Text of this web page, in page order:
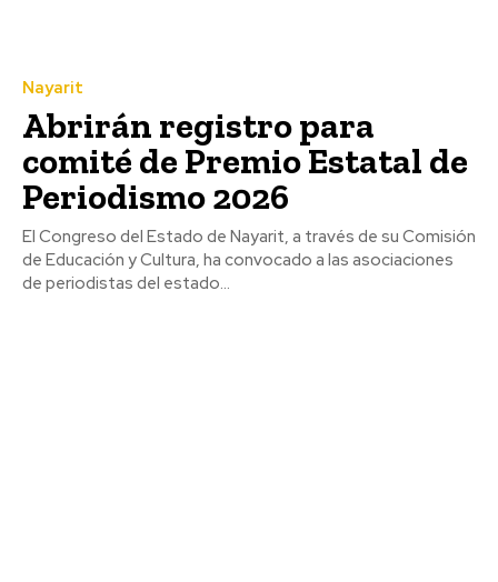
Nayarit
Abrirán registro para
comité de Premio Estatal de
Periodismo 2026
El Congreso del Estado de Nayarit, a través de su Comisión
de Educación y Cultura, ha convocado a las asociaciones
de periodistas del estado...